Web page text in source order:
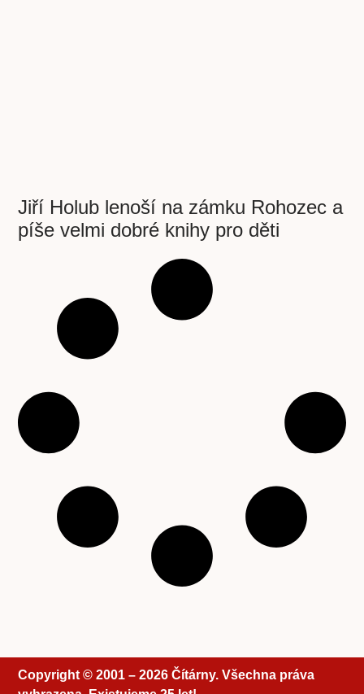
Jiří Holub lenoší na zámku Rohozec a
píše velmi dobré knihy pro děti
Copyright © 2001 – 2026 Čítárny. Všechna práva